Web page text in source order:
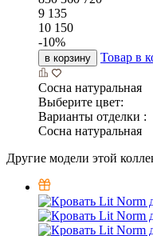
9 135
10 150
-10%
в корзину Товар в
Сосна натуральная
Выберите цвет:
Варианты отделки :
Сосна натуральная
Другие модели этой